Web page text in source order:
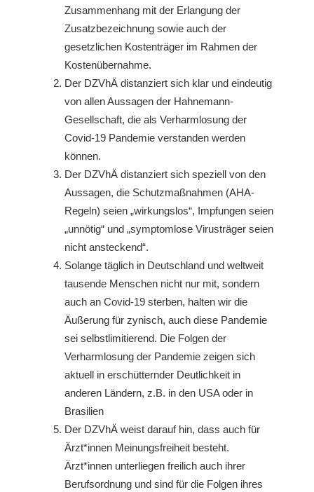
Zusammenhang mit der Erlangung der
Zusatzbezeichnung sowie auch der
gesetzlichen Kostenträger im Rahmen der
Kostenübernahme.
Der DZVhÄ distanziert sich klar und eindeutig
von allen Aussagen der Hahnemann-
Gesellschaft, die als Verharmlosung der
Covid-19 Pandemie verstanden werden
können.
Der DZVhÄ distanziert sich speziell von den
Aussagen, die Schutzmaßnahmen (AHA-
Regeln) seien „wirkungslos“, Impfungen seien
„unnötig“ und „symptomlose Virusträger seien
nicht ansteckend“.
Solange täglich in Deutschland und weltweit
tausende Menschen nicht nur mit, sondern
auch an Covid-19 sterben, halten wir die
Äußerung für zynisch, auch diese Pandemie
sei selbstlimitierend. Die Folgen der
Verharmlosung der Pandemie zeigen sich
aktuell in erschütternder Deutlichkeit in
anderen Ländern, z.B. in den USA oder in
Brasilien
Der DZVhÄ weist darauf hin, dass auch für
Ärzt*innen Meinungsfreiheit besteht.
Ärzt*innen unterliegen freilich auch ihrer
Berufsordnung und sind für die Folgen ihres